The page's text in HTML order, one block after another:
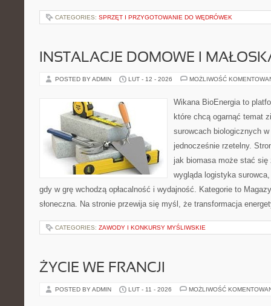
CATEGORIES: SPRZĘT I PRZYGOTOWANIE DO WĘDRÓWEK
INSTALACJE DOMOWE I
POSTED BY ADMIN LUT - 12 - 2026 MOŻLIWOŚĆ
Wikana BioEnergia to
które chcą ogarnąć temat
surowcach biologicznych
jednocześnie rzetelny.
jak biomasa może stać się
wygląda logistyka
gdy w grę wchodzą opłacalność i wydajność. Kategorie to
słoneczna. Na stronie przewija się myśl, że transformacja
CATEGORIES: ZAWODY I KONKURSY MYŚLIWSKIE
ŻYCIE WE FRANCJI
POSTED BY ADMIN LUT - 11 - 2026 MOŻLIWOŚĆ